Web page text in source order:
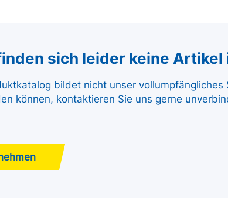
sich leider keine
bildet nicht unser
können, kontaktieren Sie uns gerne